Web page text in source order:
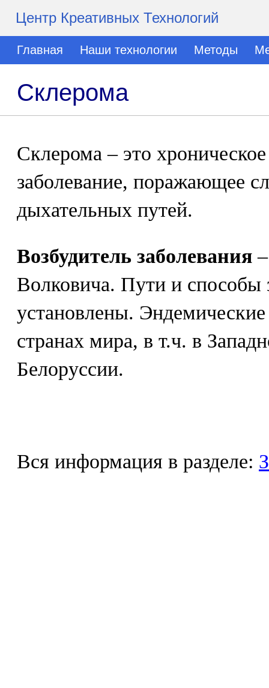
Центр Креативных Технологий
Главная Наши технологии Методы
Склерома
Склерома – это
заболевание, поражающее
дыхательных путей.
Возбудитель заболевания
Волковича. Пути и способы
установлены.
странах мира, в т.ч. в
Белоруссии.
Вся информация в разделе: